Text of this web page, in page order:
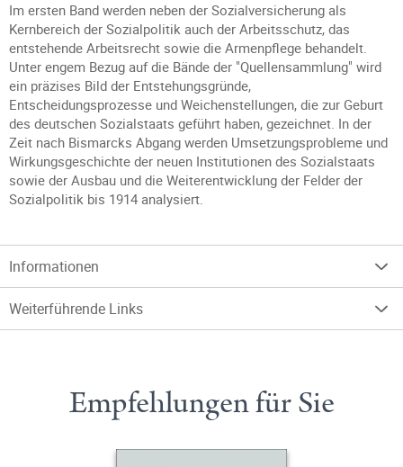
Im ersten Band werden neben der Sozialversicherung als
Kernbereich der Sozialpolitik auch der Arbeitsschutz, das
entstehende Arbeitsrecht sowie die Armenpflege behandelt.
Unter engem Bezug auf die Bände der "Quellensammlung" wird
ein präzises Bild der Entstehungsgründe,
Entscheidungsprozesse und Weichenstellungen, die zur Geburt
des deutschen Sozialstaats geführt haben, gezeichnet. In der
Zeit nach Bismarcks Abgang werden Umsetzungsprobleme und
Wirkungsgeschichte der neuen Institutionen des Sozialstaats
sowie der Ausbau und die Weiterentwicklung der Felder der
Sozialpolitik bis 1914 analysiert.
Informationen
Weiterführende Links
Empfehlungen für Sie